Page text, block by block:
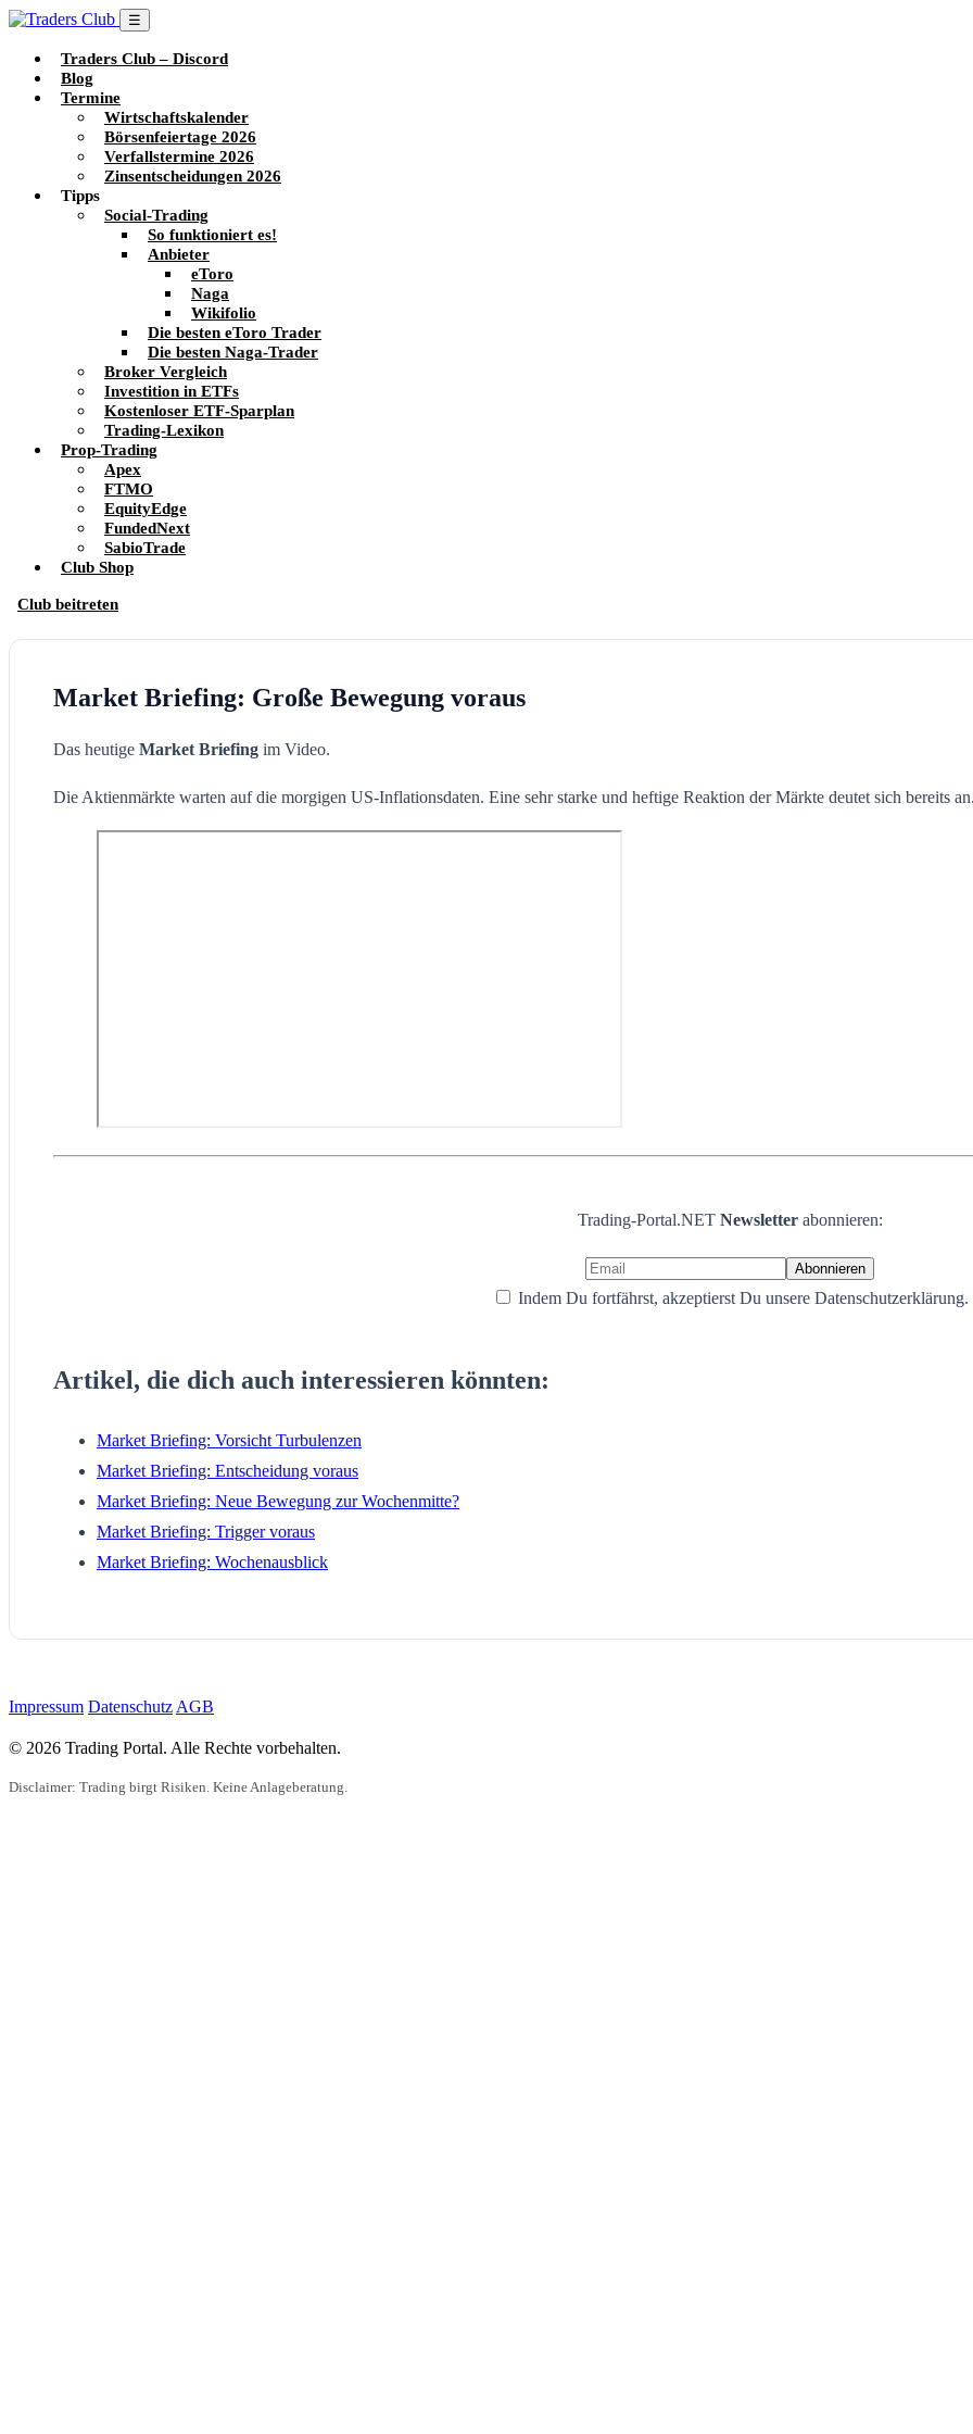
☰
Traders Club – Discord
Blog
Termine
Wirtschaftskalender
Börsenfeiertage 2026
Verfallstermine 2026
Zinsentscheidungen 2026
Tipps
Social-Trading
So funktioniert es!
Anbieter
eToro
Naga
Wikifolio
Die besten eToro Trader
Die besten Naga-Trader
Broker Vergleich
Investition in ETFs
Kostenloser ETF-Sparplan
Trading-Lexikon
Prop-Trading
Apex
FTMO
EquityEdge
FundedNext
SabioTrade
Club Shop
Club beitreten
Market Briefing: Große Bewegung voraus
Das heutige Market Briefing im Video.
Die Aktienmärkte warten auf die morgigen US-Inflationsdaten. Eine sehr starke und heftige Reaktion der Märkte deutet sich bereits
Trading-Portal.NET Newsletter abonnieren:
Indem Du fortfährst, akzeptierst Du unsere Datenschutzerklärung.
Artikel, die dich auch interessieren könnten:
Market Briefing: Vorsicht Turbulenzen
Market Briefing: Entscheidung voraus
Market Briefing: Neue Bewegung zur Wochenmitte?
Market Briefing: Trigger voraus
Market Briefing: Wochenausblick
Impressum Datenschutz AGB
© 2026 Trading Portal. Alle Rechte vorbehalten.
Disclaimer: Trading birgt Risiken. Keine Anlageberatung.